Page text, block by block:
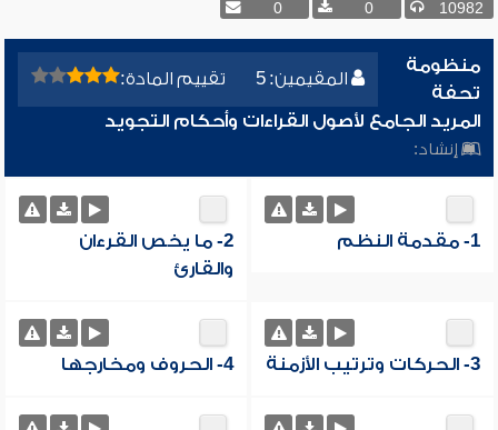
10982
0
0
المقيمين: 5 تقييم المادة:
منظومة
تحفة
المريد الجامع لأصول القراءات وأحكام التجويد
إنشاد:
1- مقدمة النظم
2- ما يخص القرءان
والقارئ
3- الحركات وترتيب الأزمنة 4- الحروف ومخارجها